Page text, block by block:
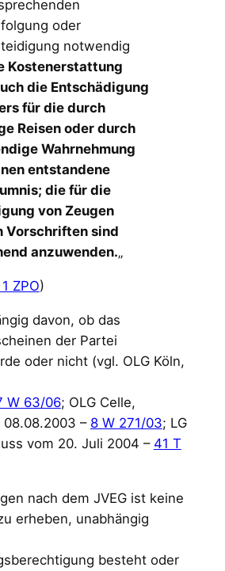
oder
notwendig
Kostenerstattung
die Entschädigung
für die durch
Reisen oder durch
Wahrnehmung
entstandene
die für die
von Zeugen
Vorschriften sind
anzuwenden.„
ZPO)
davon, ob das
der Partei
oder nicht (vgl. OLG Köln,
W 63/06; OLG Celle,
08.08.2003 – 8 W 271/03; LG
vom 20. Juli 2004 – 41 T
nach dem JVEG ist keine
erheben, unabhängig
besteht oder